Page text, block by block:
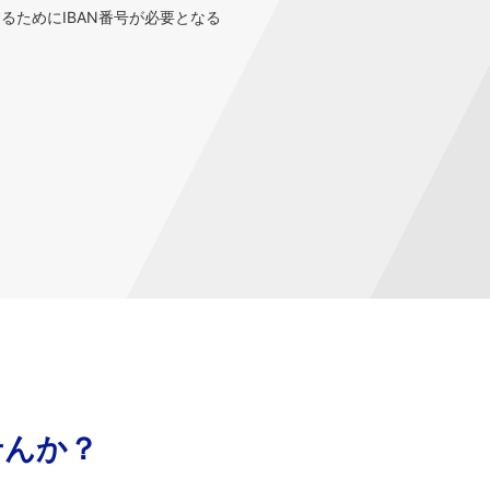
ためにIBAN番号が必要となる
か？